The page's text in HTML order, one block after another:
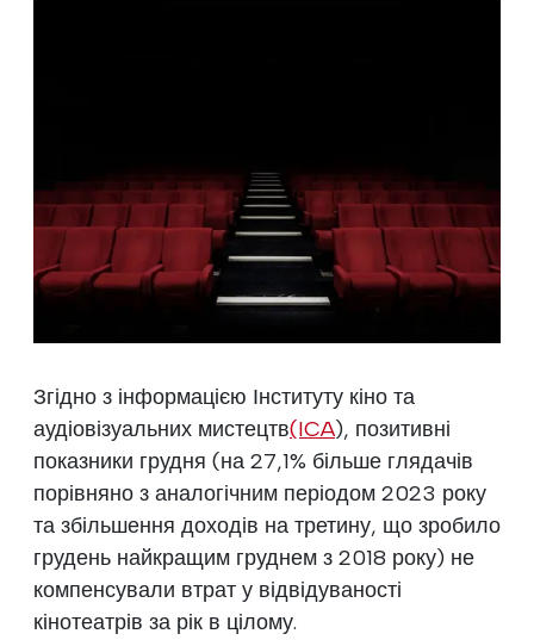
Згідно з інформацією Інституту кіно та
аудіовізуальних мистецтв(ICA), позитивні
показники грудня (на 27,1% більше глядачів
порівняно з аналогічним періодом 2023 року
та збільшення доходів на третину, що зробило
грудень найкращим груднем з 2018 року) не
компенсували втрат у відвідуваності
кінотеатрів за рік в цілому.